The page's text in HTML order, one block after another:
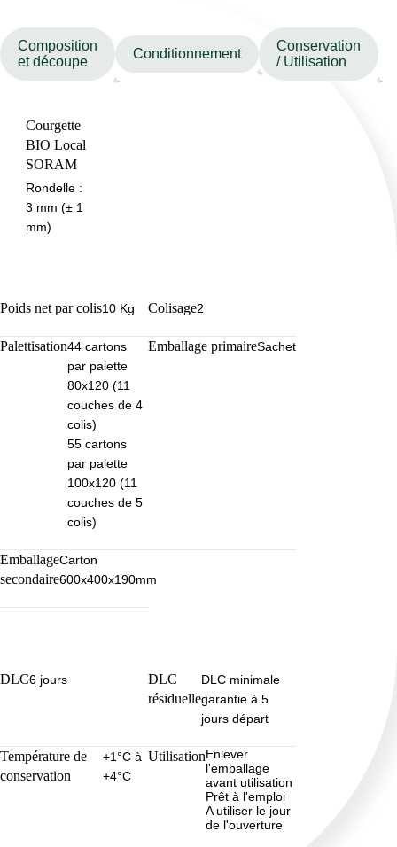
Composition
et découpe
Conditionnement
Conservation
/ Utilisation
Courgette
BIO Local
SORAM
Rondelle :
3 mm (± 1
mm)
Poids net par colis10 Kg Colisage2
Palettisation44 cartons
par palette
80x120 (11
couches de 4
colis)
55 cartons
par palette
100x120 (11
couches de 5
colis)
Emballage primaireSachet
Emballage
secondaire
Carton
600x400x190mm
DLC6 jours
DLC
résiduelle
DLC minimale
garantie à 5
jours départ
Température de
conservation
+1°C à
+4°C
UtilisationEnlever
l'emballage
avant utilisation
Prêt à l'emploi
A utiliser le jour
de l'ouverture